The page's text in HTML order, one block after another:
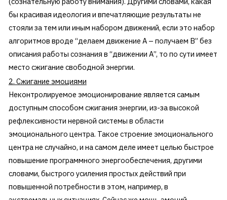
бы красивая идеология и впечатляющие результаты не
стояли за тем или иным набором движений, если это набор
алгоритмов вроде “делаем движение А – получаем В” без
описания работы сознания в “движении А”, то по сути имеет
место сжигание свободной энергии.
2. Сжигание эмоциями
Неконтролируемое эмоционирование является самым
доступным способом сжигания энергии, из-за высокой
рефлексивности нервной системы в области
эмоционального центра. Такое строение эмоционального
центра не случайно, и на самом деле имеет целью быстрое
повышение программного энергообеспечения, другими
словами, быстрого усиления простых действий при
повышенной потребности в этом, например, в